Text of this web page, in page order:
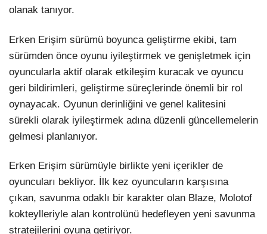
olanak tanıyor.
Erken Erişim sürümü boyunca geliştirme ekibi, tam
sürümden önce oyunu iyileştirmek ve genişletmek için
oyuncularla aktif olarak etkileşim kuracak ve oyuncu
geri bildirimleri, geliştirme süreçlerinde önemli bir rol
oynayacak. Oyunun derinliğini ve genel kalitesini
sürekli olarak iyileştirmek adına düzenli güncellemelerin
gelmesi planlanıyor.
Erken Erişim sürümüyle birlikte yeni içerikler de
oyuncuları bekliyor. İlk kez oyuncuların karşısına
çıkan, savunma odaklı bir karakter olan Blaze, Molotof
kokteylleriyle alan kontrolünü hedefleyen yeni savunma
stratejilerini oyuna getiriyor.